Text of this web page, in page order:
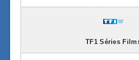
TF1 Séries